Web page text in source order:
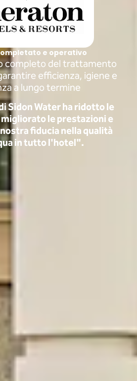
e operativo
completo del trattamento
efficienza, igiene e
a lungo termine
Sidon Water ha ridotto le
le prestazioni e
fiducia nella qualità
in tutto l'hotel".